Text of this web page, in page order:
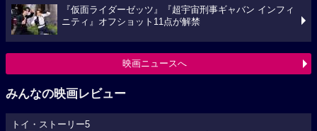
『仮面ライダーゼッツ』『超宇宙刑事ギャバン インフィ
ニティ』オフショット11点が解禁
映画ニュースへ
みんなの映画レビュー
トイ・ストーリー5